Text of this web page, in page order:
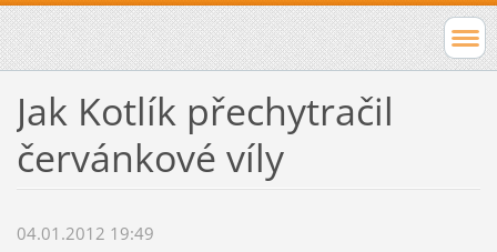
Jak Kotlík přechytračil
červánkové víly
04.01.2012 19:49